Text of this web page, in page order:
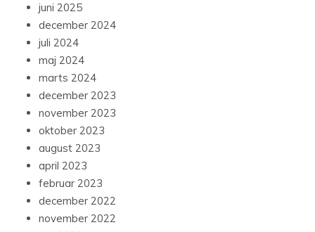
juni 2025
december 2024
juli 2024
maj 2024
marts 2024
december 2023
november 2023
oktober 2023
august 2023
april 2023
februar 2023
december 2022
november 2022